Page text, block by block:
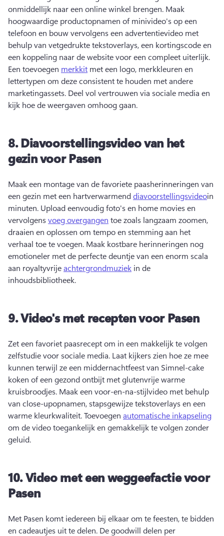
onmiddellijk naar een online winkel brengen. Maak
hoogwaardige productopnamen of minivideo's op een
telefoon en bouw vervolgens een advertentievideo met
behulp van vetgedrukte tekstoverlays, een kortingscode en
Een toevoegen merkkit met een logo, merkkleuren en
lettertypen om deze consistent te houden met andere
marketingassets. Deel vol vertrouwen via sociale media en
kijk hoe de weergaven omhoog gaan.
8.Diavoorstellingsvideo van het
gezin voor Pasen
Maak een montage van de favoriete paasherinneringen van
een gezin met een hartverwarmend diavoorstellingsvideoin
minuten. Upload eenvoudig foto's en home movies en
vervolgens voeg overgangen toe zoals langzaam zoomen,
draaien en oplossen om tempo en stemming aan het
verhaal toe te voegen. Maak kostbare herinneringen nog
emotioneler met de perfecte deuntje van een enorm scala
aan royaltyvrije achtergrondmuziek in de
inhoudsbibliotheek.
9.Video's met recepten voor Pasen
Zet een favoriet paasrecept om in een makkelijk te volgen
zelfstudie voor sociale media. Laat kijkers zien hoe ze mee
kunnen terwijl ze een middernachtfeest van Simnel-cake
koken of een gezond ontbijt met glutenvrije warme
kruisbroodjes. Maak een voor-en-na-stijlvideo met behulp
van close-upopnamen, stapsgewijze tekstoverlays en een
warme kleurkwaliteit. Toevoegen automatische inkapseling
om de video toegankelijk en gemakkelijk te volgen zonder
geluid.
10.Video met een weggeefactie voor
Pasen
Met Pasen komt iedereen bij elkaar om te feesten, te bidden
en cadeautjes uit te delen. De goodwill delen per